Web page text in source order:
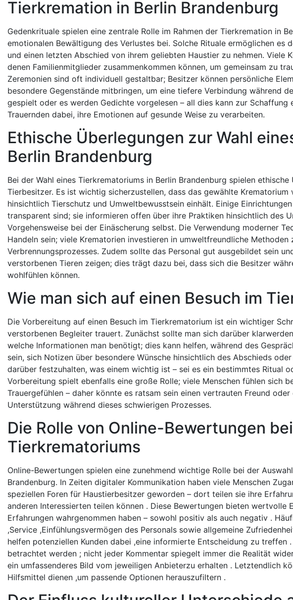
Tierkremation in Berlin Brandenburg
Gedenkrituale spielen eine zentrale Rolle im Rahmen der Tierkremation in
emotionalen Bewältigung des Verlustes bei. Solche Rituale ermöglichen es
und einen letzten Abschied von ihrem geliebten Haustier zu nehmen. Viele
denen Familienmitglieder zusammenkommen können, um gemeinsam zu
Zeremonien sind oft individuell gestaltbar; Besitzer können persönliche
besondere Gegenstände mitbringen, um eine tiefere Verbindung während
gespielt oder es werden Gedichte vorgelesen – all dies kann zur
Trauernden dabei, ihre Emotionen auf gesunde Weise zu verarbeiten.
Ethische Überlegungen zur Wahl
Berlin Brandenburg
Bei der Wahl eines Tierkrematoriums in Berlin Brandenburg spielen
Tierbesitzer. Es ist wichtig sicherzustellen, dass das gewählte
hinsichtlich Tierschutz und Umweltbewusstsein einhält. Einige
transparent sind; sie informieren offen über ihre Praktiken hinsichtlich des
Vorgehensweise bei der Einäscherung selbst. Die Verwendung moderner
Handeln sein; viele Krematorien investieren in umweltfreundliche
Verbrennungsprozesses. Zudem sollte das Personal gut ausgebildet sein
verstorbenen Tieren zeigen; dies trägt dazu bei, dass sich die Besitzer
wohlfühlen können.
Wie man sich auf einen Besuch im
Die Vorbereitung auf einen Besuch im Tierkrematorium ist ein wichtiger
verstorbenen Begleiter trauert. Zunächst sollte man sich darüber
welche Informationen man benötigt; dies kann helfen, während des
sein, sich Notizen über besondere Wünsche hinsichtlich des Abschieds
darüber festzuhalten, was einem wichtig ist – sei es ein bestimmtes Ritual
Vorbereitung spielt ebenfalls eine große Rolle; viele Menschen fühlen sich
Trauergefühlen – daher könnte es ratsam sein einen vertrauten Freund
Unterstützung während dieses schwierigen Prozesses.
Die Rolle von Online-Bewertungen
Tierkrematoriums
Online-Bewertungen spielen eine zunehmend wichtige Rolle bei der
Brandenburg. In Zeiten digitaler Kommunikation haben viele Menschen
speziellen Foren für Haustierbesitzer geworden – dort teilen sie ihre
anderen Interessierten teilen können . Diese Bewertungen bieten wertvolle
Erfahrungen wahrgenommen haben – sowohl positiv als auch negativ .
,Service ,Einfühlungsvermögen des Personals sowie allgemeine
helfen potenziellen Kunden dabei ,eine informierte Entscheidung zu
betrachtet werden ; nicht jeder Kommentar spiegelt immer die Realität
ein umfassenderes Bild vom jeweiligen Anbieterzu erhalten . Letztendlich
Hilfsmittel dienen ,um passende Optionen herauszufiltern .